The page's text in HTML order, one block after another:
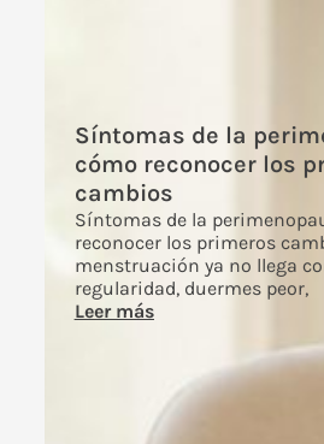
Síntomas de la
cómo reconocer los
cambios
Síntomas de la
reconocer los primeros
menstruación ya no llega
regularidad, duermes peor,
Leer más